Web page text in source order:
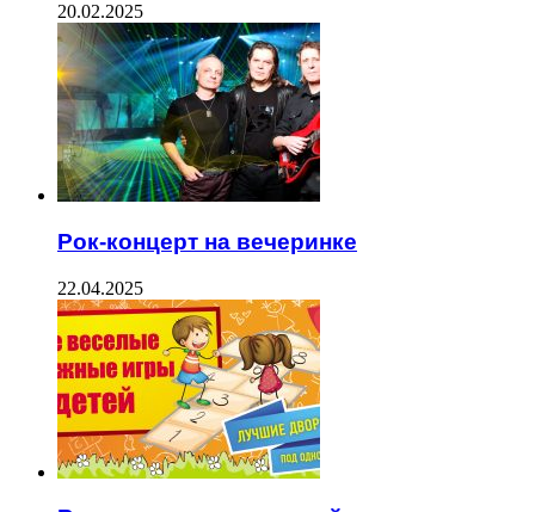
20.02.2025
Рок-концерт на вечеринке
22.04.2025